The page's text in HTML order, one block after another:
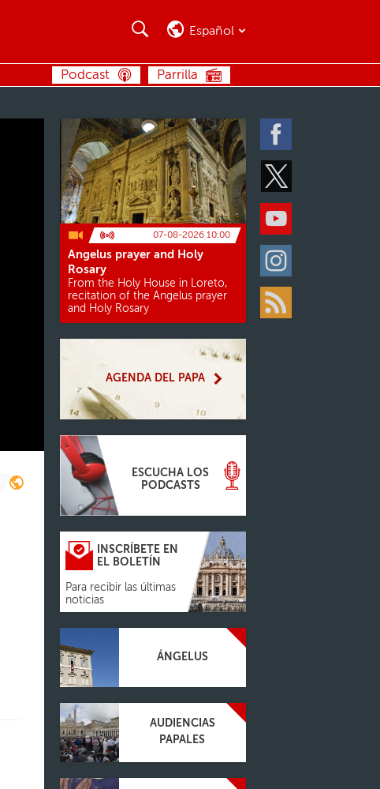
Twitter
Youtube
Instagram
Rss
BUSCAR Español
Parrilla
Podcast
07-08-2026 10:00
Angelus prayer and Holy
Rosary
From the Holy House in Loreto,
recitation of the Angelus prayer
and Holy Rosary
AGENDA DEL PAPA
ESCUCHA LOS
PODCASTS
INSCRÍBETE EN
EL BOLETÍN
Para recibir las últimas
noticias
ÁNGELUS
AUDIENCIAS
PAPALES